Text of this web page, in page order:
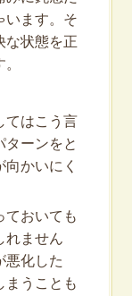
います。そ
な状態を正
てはこう言
ターンをと
かいにく
ておいても
れません
悪化した
まうことも